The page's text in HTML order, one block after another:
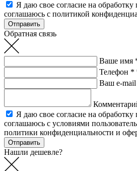
Я даю свое согласие на
соглашаюсь с политикой
Обратная связь
Ваше имя
Телефон *
Ваш e-mail
Я даю свое согласие на
соглашаюсь с условиями
политики конфиденциальности и
Нашли дешевле?